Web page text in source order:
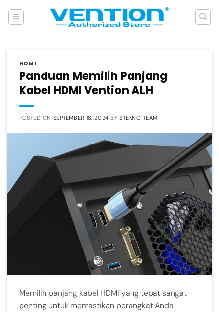
HDMI
Panduan Memilih Panjang
Kabel HDMI Vention ALH
POSTED ON SEPTEMBER 18, 2024 BY STEKNO TEAM
Memilih panjang kabel HDMI yang tepat sangat
penting untuk memastikan perangkat Anda